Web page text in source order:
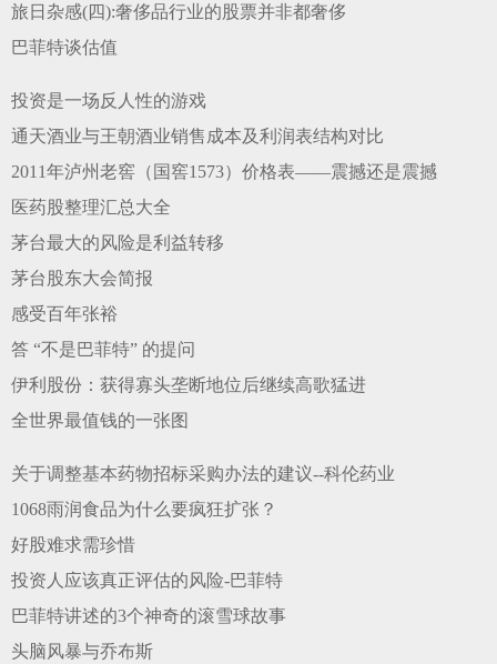
旅日杂感(四):奢侈品行业的股票并非都奢侈
巴菲特谈估值
投资是一场反人性的游戏
通天酒业与王朝酒业销售成本及利润表结构对比
2011年泸州老窖（国窖1573）价格表——震撼还是震撼
医药股整理汇总大全
茅台最大的风险是利益转移
茅台股东大会简报
感受百年张裕
答 “不是巴菲特” 的提问
伊利股份：获得寡头垄断地位后继续高歌猛进
全世界最值钱的一张图
关于调整基本药物招标采购办法的建议--科伦药业
1068雨润食品为什么要疯狂扩张？
好股难求需珍惜
投资人应该真正评估的风险-巴菲特
巴菲特讲述的3个神奇的滚雪球故事
头脑风暴与乔布斯